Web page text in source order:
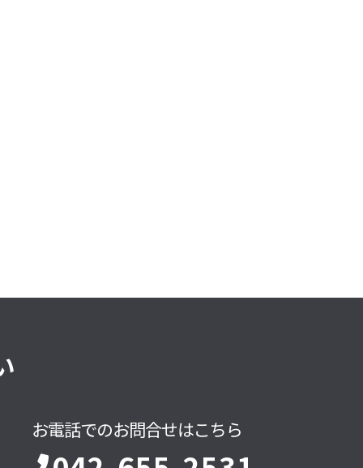
お電話でのお問合せはこちら